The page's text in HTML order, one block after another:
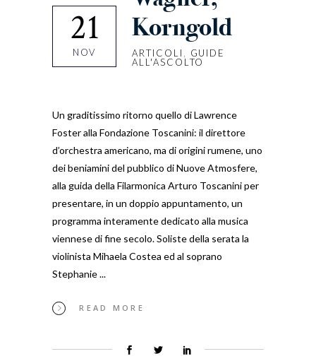
21
NOV
Korngold
ARTICOLI
GUIDE
ALL'ASCOLTO
Un graditissimo ritorno quello di Lawrence
Foster alla Fondazione Toscanini: il direttore
d’orchestra americano, ma di origini rumene, uno
dei beniamini del pubblico di Nuove Atmosfere,
alla guida della Filarmonica Arturo Toscanini per
presentare, in un doppio appuntamento, un
programma interamente dedicato alla musica
viennese di fine secolo. Soliste della serata la
violinista Mihaela Costea ed al soprano
Stephanie
READ MORE